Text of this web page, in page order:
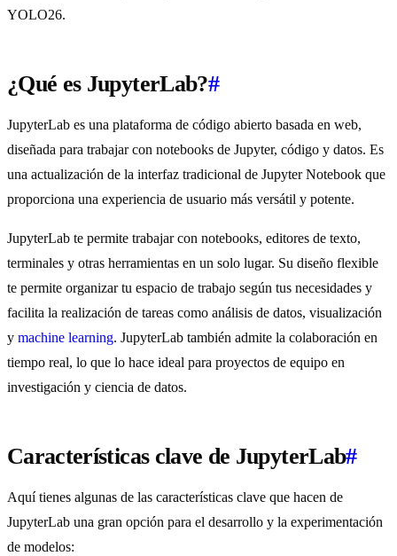
YOLO26.
¿Qué es JupyterLab?#
JupyterLab es una plataforma de código abierto basada en web,
diseñada para trabajar con notebooks de Jupyter, código y datos. Es
una actualización de la interfaz tradicional de Jupyter Notebook que
proporciona una experiencia de usuario más versátil y potente.
JupyterLab te permite trabajar con notebooks, editores de texto,
terminales y otras herramientas en un solo lugar. Su diseño flexible
te permite organizar tu espacio de trabajo según tus necesidades y
facilita la realización de tareas como análisis de datos, visualización
y machine learning. JupyterLab también admite la colaboración en
tiempo real, lo que lo hace ideal para proyectos de equipo en
investigación y ciencia de datos.
Características clave de JupyterLab#
Aquí tienes algunas de las características clave que hacen de
JupyterLab una gran opción para el desarrollo y la experimentación
de modelos: